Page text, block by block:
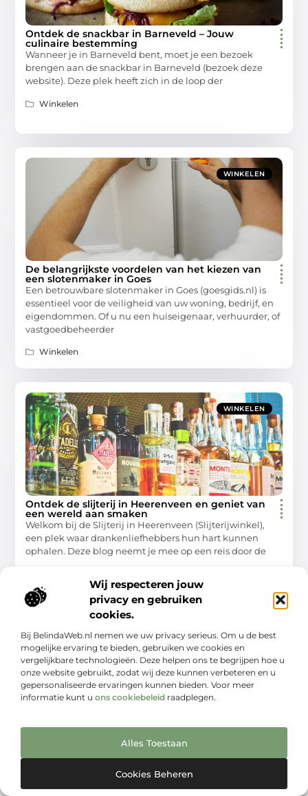
Wij respecteren jouw
privacy en gebruiken
cookies.
Bij BelindaWeb.nl nemen we uw privacy serieus. Om u de best
mogelijke ervaring te bieden, gebruiken we cookies en
vergelijkbare technologieën. Deze helpen ons te begrijpen hoe u
onze website gebruikt, zodat wij deze kunnen verbeteren en u
gepersonaliseerde ervaringen kunnen bieden. Voor meer
informatie kunt u ons cookiebeleid raadplegen.
Alles Toestaan
Cookies Beheren
Ontdek de snackbar in Barneveld – Jouw
culinaire bestemming
Wanneer je in Barneveld bent, moet je een bezoek
brengen aan de snackbar in Barneveld (bezoek deze
website). Deze plek heeft zich in de loop der
Winkelen
WINKELEN
De belangrijkste voordelen van het kiezen van
een slotenmaker in Goes
Een betrouwbare slotenmaker in Goes (goesgids.nl) is
essentieel voor de veiligheid van uw woning, bedrijf, en
eigendommen. Of u nu een huiseigenaar, verhuurder, of
vastgoedbeheerder
Winkelen
WINKELEN
Ontdek de slijterij in Heerenveen en geniet van
een wereld aan smaken
Welkom bij de Slijterij in Heerenveen (Slijterijwinkel),
een plek waar drankenliefhebbers hun hart kunnen
ophalen. Deze blog neemt je mee op een reis door de
WINKELEN
Ontdek de historische betekenis van slager in
Slager in kampen (kampengids.nl) heeft altijd een
cruciale rol gespeeld in zowel de lokale gemeenschap